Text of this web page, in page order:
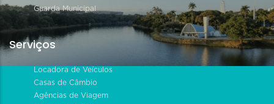
Guarda Municipal
Serviços
Locadora de Veículos
Casas de Câmbio
Agências de Viagem